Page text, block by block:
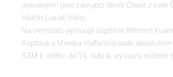
oceněnými jsou zástupci devíti Charit z celé
Hlučín Lukáš Volný.
Na vernisáži vystoupí úspěšné flétnové
Kopfová a Monika Halfarová stalo
SZM k vidění do 14. dubna, výstavu